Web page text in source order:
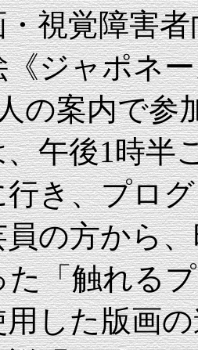
・視覚障害
ジャポネ
の案内で参
午後1時半
き、プロ
の方から
た「触れる
した版画